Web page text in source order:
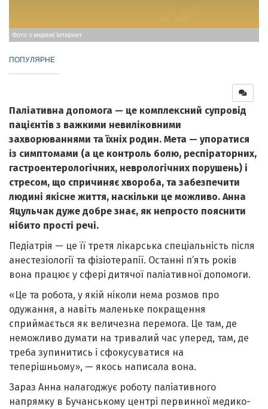
Фото з мережі Інтернет
ПОПУЛЯРНЕ
Паліативна допомога — це комплексний супровід
пацієнтів з важкими невиліковними
захворюваннями та їхніх родин. Мета — упоратися
із симптомами (а це контроль болю, респіраторних,
гастроентерологічних, неврологічних порушень) і
стресом, що спричиняє хвороба, та забезпечити
людині якісне життя, наскільки це можливо. Анна
Яцульчак дуже добре знає, як непросто пояснити
нібито прості речі.
Педіатрія — це її третя лікарська спеціальність після
анестезіології та фізіотерапії. Останні п’ять років
вона працює у сфері дитячої паліативної допомоги.
«Це та робота, у якій ніколи нема розмов про
одужання, а навіть маленьке покращення
сприймається як величезна перемога. Це там, де
неможливо думати на тривалий час уперед, там, де
треба зупинитись і сфокусуватися на
теперішньому», — якось написала вона.
Зараз Анна налагоджує роботу паліативного
напрямку в Бучанському центрі первинної медико-